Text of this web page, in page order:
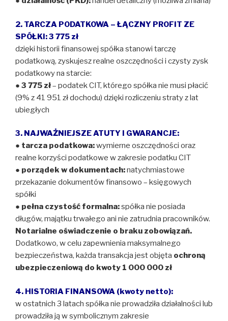
2. TARCZA PODATKOWA – ŁĄCZNY PROFIT ZE
SPÓŁKI: 3 775 zł
dzięki historii finansowej spółka stanowi tarczę
podatkową, zyskujesz realne oszczędności i czysty zysk
podatkowy na starcie:
● 3 775 zł– podatek CIT, którego spółka nie musi płacić
(9% z 41 951 zł dochodu) dzięki rozliczeniu straty z lat
ubiegłych
3. NAJWAŻNIEJSZE ATUTY I GWARANCJE:
● tarcza podatkowa:wymierne oszczędności oraz
realne korzyści podatkowe w zakresie podatku CIT
● porządek w dokumentach:natychmiastowe
przekazanie dokumentów finansowo – księgowych
spółki
● pełna czystość formalna:spółka nie posiada
długów, majątku trwałego ani nie zatrudnia pracowników.
Notarialne oświadczenie o braku zobowiązań.
Dodatkowo, w celu zapewnienia maksymalnego
bezpieczeństwa, każda transakcja jest objęta ochroną
ubezpieczeniową do kwoty 1 000 000 zł
4. HISTORIA FINANSOWA (kwoty netto):
w ostatnich 3 latach spółka nie prowadziła działalności lub
prowadziła ją w symbolicznym zakresie